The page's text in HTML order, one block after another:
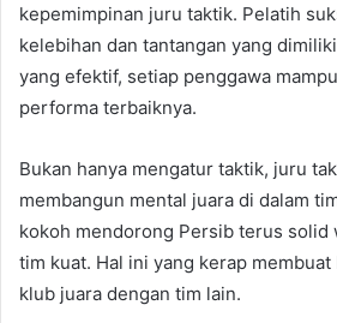
kepemimpinan juru taktik. Pelatih
kelebihan dan tantangan yang
yang efektif, setiap penggawa
performa terbaiknya.
Bukan hanya mengatur taktik, juru
membangun mental juara di dalam
kokoh mendorong Persib terus solid
tim kuat. Hal ini yang kerap
klub juara dengan tim lain.